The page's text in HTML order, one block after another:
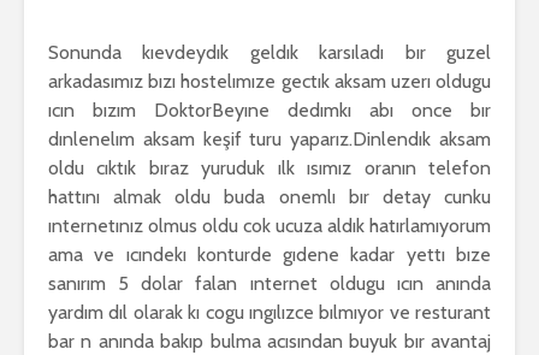
Sonunda kıevdeydık geldık karsıladı bır guzel
arkadasımız bızı hostelımıze gectık aksam uzerı oldugu
ıcın bızım DoktorBeyıne dedımkı abı once bır
dınlenelım aksam keşif turu yaparız.Dinlendık aksam
oldu cıktık bıraz yuruduk ılk ısımız oranın telefon
hattını almak oldu buda onemlı bır detay cunku
ınternetınız olmus oldu cok ucuza aldık hatırlamıyorum
ama ve ıcındekı konturde gıdene kadar yettı bıze
sanırım 5 dolar falan ınternet oldugu ıcın anında
yardım dıl olarak kı cogu ıngılızce bılmıyor ve resturant
bar n anında bakıp bulma acısından buyuk bır avantaj